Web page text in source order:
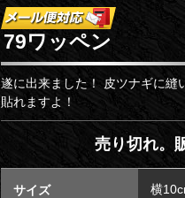
79ワッペン
遂に出来ました！ 皮ツナギに縫
貼れますよ！
売り切れ。
サイズ 横